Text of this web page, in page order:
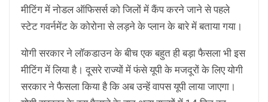
मीटिंग में नोडल ऑफिसर्स को जिलों में कैंप करने जाने से पहले
स्टेट गवर्नमेंट के कोरोना से लड़ने के प्लान के बारे में बताया गया।
योगी सरकार ने लॉकडाउन के बीच एक बहुत ही बड़ा फैसला भी इस
मीटिंग में लिया है। दूसरे राज्यों में फंसे यूपी के मजदूरों के लिए योगी
सरकार ने फैसला किया है कि अब उन्हें वापस यूपी लाया जाएगा।